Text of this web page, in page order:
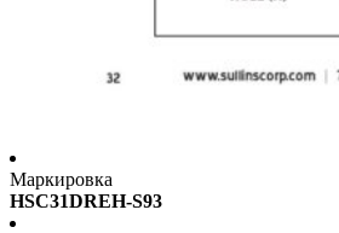
Маркировка
HSC31DREH-S93